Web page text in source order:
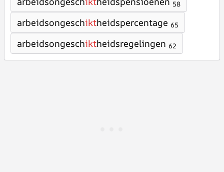
58
arbeidsongeschiktheidspercentage 65
arbeidsongeschiktheidsregelingen 62